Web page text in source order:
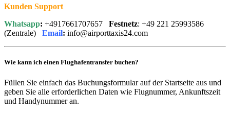
Kunden Support
Whatsapp: +4917661707657 Festnetz: +49 221 25993586
(Zentrale) Email: info@airporttaxis24.com
Wie kann ich einen Flughafentransfer buchen?
Füllen Sie einfach das Buchungsformular auf der Startseite aus und
geben Sie alle erforderlichen Daten wie Flugnummer, Ankunftszeit
und Handynummer an.